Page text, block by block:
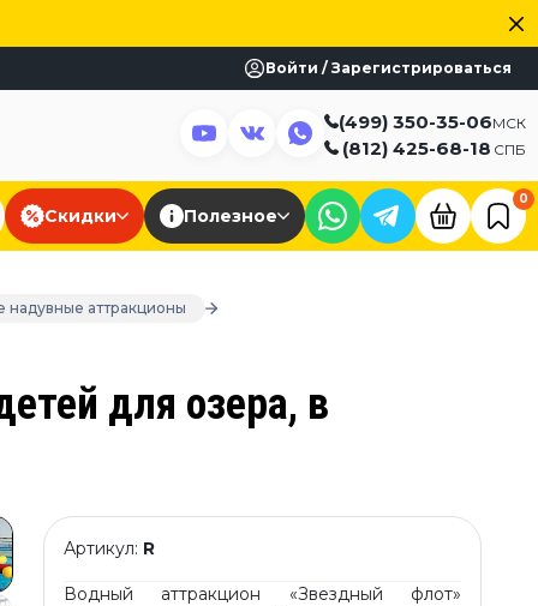
Войти / Зарегистрироваться
(499) 350-35-06МСК
(812) 425-68-18 СПБ
Скидки Полезное
0
надувные аттракционы
для озера, в
Артикул: R
Водный аттракцион «Звездный флот»